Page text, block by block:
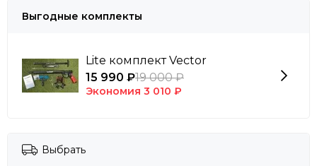
Выгодные комплекты
Lite комплект Vector
15 990 ₽19 000 ₽
Экономия 3 010 ₽
Выбрать